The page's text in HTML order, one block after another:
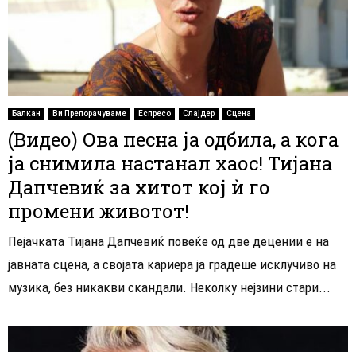
Балкан Ви Препорачуваме Еспресо Слајдер Сцена
(Видео) Ова песна ја одбила, а кога
ја снимила настанал хаос! Тијана
Дапчевиќ за хитот кој ѝ го
промени животот!
Пејачката Тијана Дапчевиќ повеќе од две децении е на
јавната сцена, а својата кариера ја градеше исклучиво на
музика, без никакви скандали. Неколку нејзини стари...